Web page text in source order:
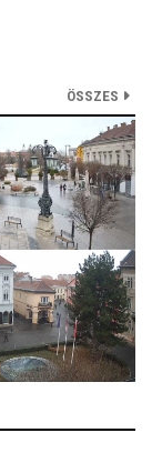
ÖSSZES